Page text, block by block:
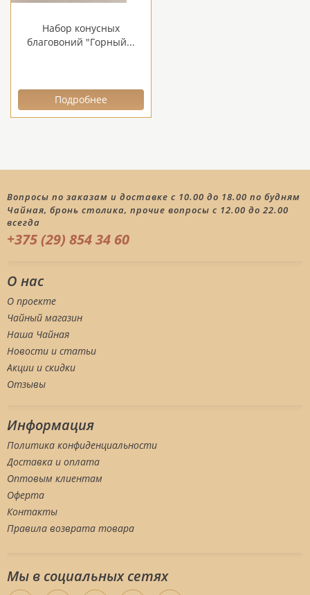
Набор конусных
благовоний "Горный...
Подробнее
Вопросы по заказам и доставке с 10.00 до 18.00 по будням
Чайная, бронь столика, прочие вопросы с 12.00 до 22.00
всегда
+375 (29) 854 34 60
О нас
О проекте
Чайный магазин
Наша Чайная
Новости и статьи
Акции и скидки
Отзывы
Информация
Политика конфиденциальности
Доставка и оплата
Оптовым клиентам
Оферта
Контакты
Правила возврата товара
Мы в социальных сетяx